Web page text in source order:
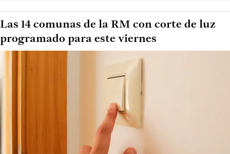
Las 14 comunas de la RM con corte de luz
programado para este viernes